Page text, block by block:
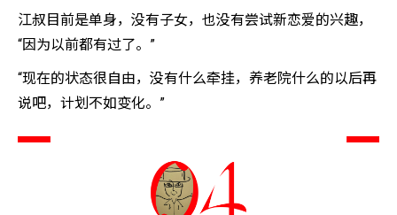
江叔目前是单身，没有子女，也没有尝试新恋爱的兴趣，
“因为以前都有过了。”
“现在的状态很自由，没有什么牵挂，养老院什么的以后再
说吧，计划不如变化。”